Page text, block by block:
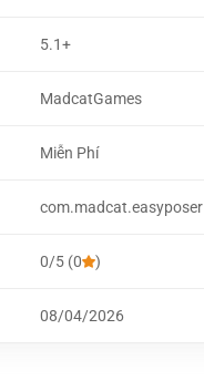
5.1+
MadcatGames
Miễn Phí
com.madcat.easyposer
0/5 (0 )
08/04/2026